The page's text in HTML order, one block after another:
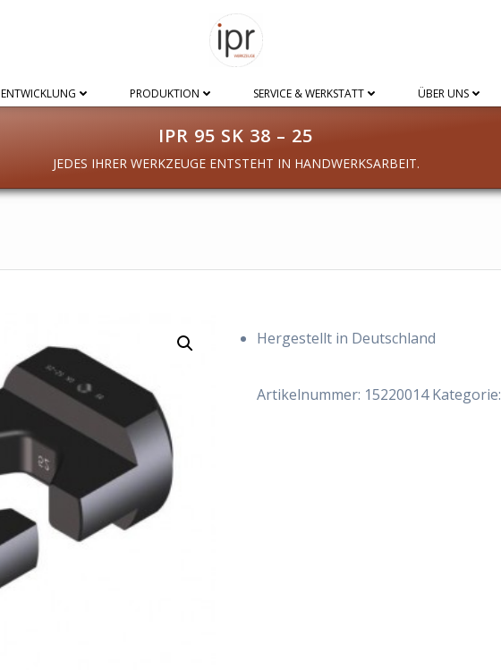
ENTWICKLUNG PRODUKTION SERVICE & WERKSTATT ÜBER UNS
IPR 95 SK 38 – 25
JEDES IHRER WERKZEUGE ENTSTEHT IN HANDWERKSARBEIT.
Hergestellt in Deutschland
Artikelnummer: 15220014 Kategorie: